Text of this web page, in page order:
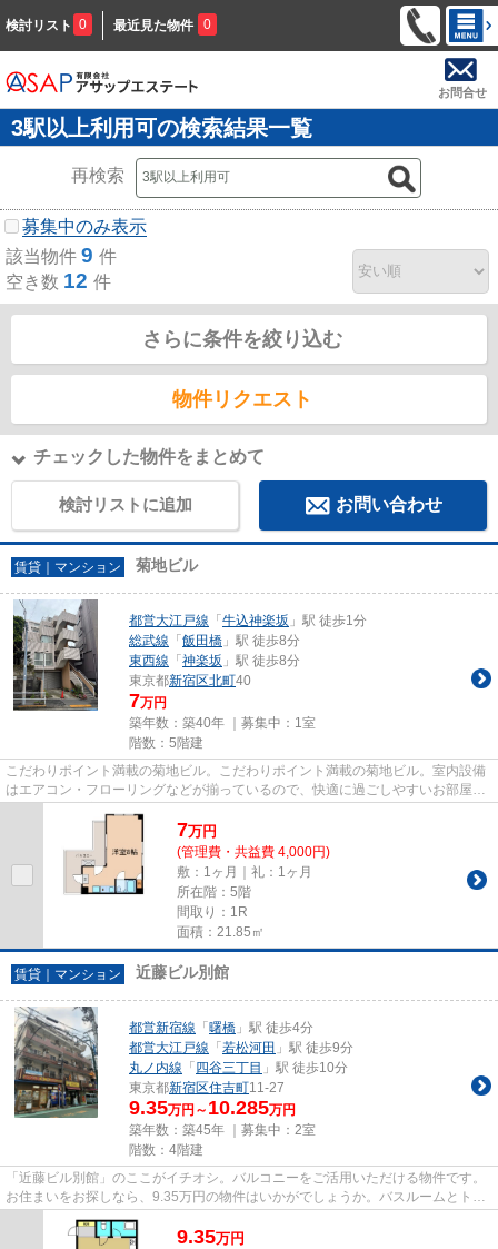
検討リスト 0 最近見た物件 0
お問合せ
3駅以上利用可の検索結果一覧
再検索
募集中のみ表示
該当物件 9 件
空き数 12 件
さらに条件を絞り込む
物件リクエスト
チェックした物件をまとめて
検討リストに追加 お問い合わせ
賃貸｜マンション 菊地ビル
都営大江戸線 「 牛込神楽坂 」駅 徒歩1分
総武線 「 飯田橋 」駅 徒歩8分
東西線 「 神楽坂 」駅 徒歩8分
東京都新宿区北町40
7万円
築年数：築40年 ｜募集中： 1室
階数：5階建
こだわりポイント満載の菊地ビル。こだわりポイント満載の菊地ビル。室内設備
はエアコン・フローリングなどが揃っているので、快適に過ごしやすいお部屋に
7万円
(管理費・共益費 4,000円)
敷：1ヶ月｜礼：1ヶ月
所在階：5階
間取り：1R
面積：21.85㎡
賃貸｜マンション 近藤ビル別館
都営新宿線 「 曙橋 」駅 徒歩4分
都営大江戸線 「 若松河田 」駅 徒歩9分
丸ノ内線 「 四谷三丁目 」駅 徒歩10分
東京都新宿区住吉町11-27
9.35万円～ 10.285万円
築年数：築45年 ｜募集中： 2室
階数：4階建
「近藤ビル別館」のここがイチオシ。バルコニーをご活用いただける物件です。
お住まいをお探しなら、9.35万円の物件はいかがでしょうか。バスルームとトイ
レが分かれています。新宿区...
9.35万円